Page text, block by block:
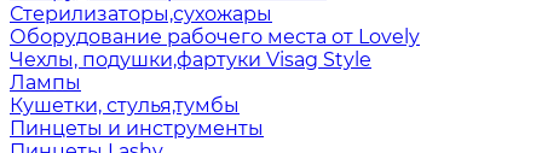
Стерилизаторы,сухожары
Оборудование рабочего места от Lovely
Чехлы, подушки,фартуки Visag Style
Лампы
Кушетки, стулья,тумбы
Пинцеты и инструменты